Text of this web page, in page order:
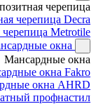
черепица
черепица Decra
Metrotile
окна
Мансардные окна
окна Fakro
окна AHRD
профнастил